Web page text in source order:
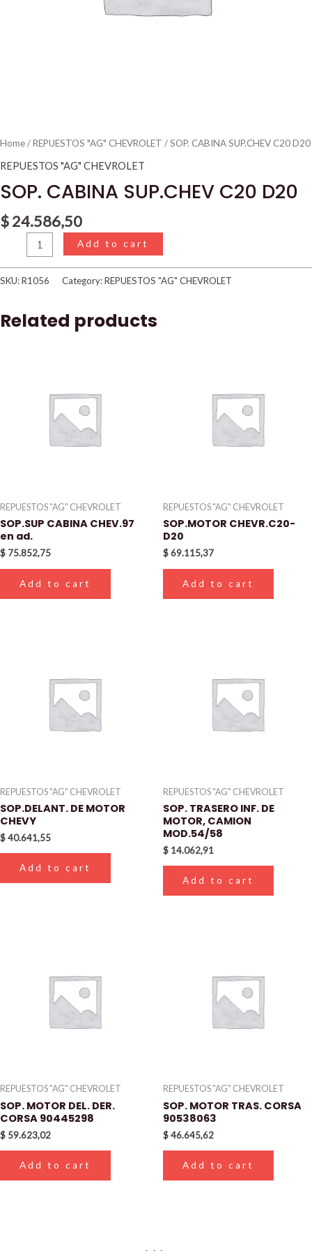
Home/REPUESTOS "AG" CHEVROLET / SOP. CABINA SUP.CHEV C20 D20
REPUESTOS "AG" CHEVROLET
SOP. CABINA SUP.CHEV C20 D20
$24.586,50
Add to cart
SKU:R1056 Category:REPUESTOS "AG" CHEVROLET
Related products
REPUESTOS "AG" CHEVROLET
SOP.SUP CABINA CHEV.97
en ad.
$ 75.852,75
Add to cart
REPUESTOS "AG" CHEVROLET
SOP.MOTOR CHEVR.C20-
D20
$69.115,37
Add to cart
REPUESTOS "AG" CHEVROLET
SOP.DELANT. DE MOTOR
CHEVY
$40.641,55
Add to cart
REPUESTOS "AG" CHEVROLET
SOP. TRASERO INF. DE
MOTOR, CAMION
MOD.54/58
$ 14.062,91
Add to cart
REPUESTOS "AG" CHEVROLET
SOP. MOTOR DEL. DER.
CORSA 90445298
$ 59.623,02
Add to cart
REPUESTOS "AG" CHEVROLET
SOP. MOTOR TRAS. CORSA
90538063
$46.645,62
Add to cart